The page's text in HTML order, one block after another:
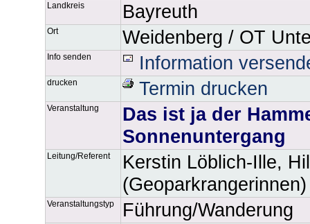
Landkreis Bayreuth
Ort Weidenberg / OT
Info senden Information
drucken Termin drucken
Veranstaltung
Das ist ja der
Sonnenuntergang
Leitung/Referent
Kerstin Löblich-Ille,
(Geoparkrangerinnen)
Veranstaltungstyp Führung/Wanderung